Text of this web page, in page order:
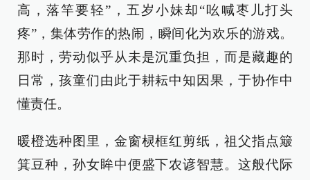
高，落竿要轻”，五岁小妹却“吆喊枣儿打头
疼”，集体劳作的热闹，瞬间化为欢乐的游戏。
那时，劳动似乎从未是沉重负担，而是藏趣的
日常，孩童们由此于耕耘中知因果，于协作中
懂责任。
暖橙选种图里，金窗棂框红剪纸，祖父指点簸
箕豆种，孙女眸中便盛下农谚智慧。这般代际